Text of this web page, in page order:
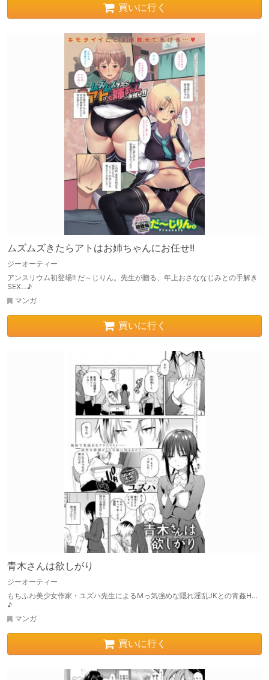
買いに行く
ムズムズきたらアトはお姉ちゃんにお任せ!!
ジーオーティー
アンスリウム初登場!! だ～じりん。先生が贈る、年上おさななじみとの手解き
SEX…♪
マンガ
買いに行く
青木さんは欲しがり
ジーオーティー
もちふわ美少女作家・ユズハ先生によるMっ気強めな隠れ淫乱JKとの青姦H…
♪
マンガ
買いに行く